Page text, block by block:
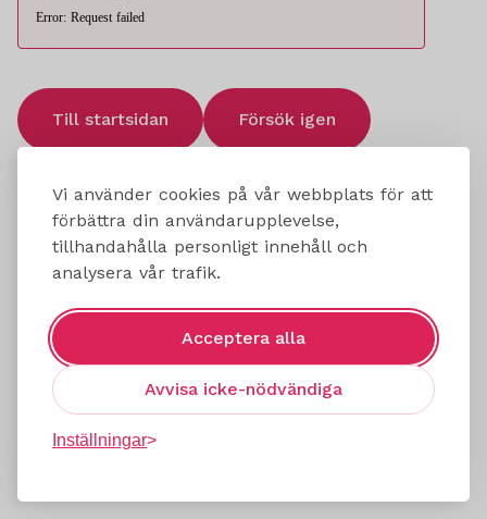
Vi använder cookies på vår webbplats för att
förbättra din användarupplevelse,
tillhandahålla personligt innehåll och
analysera vår trafik.
Acceptera alla
Avvisa icke-nödvändiga
Inställningar
Error: Request failed
Till startsidan Försök igen